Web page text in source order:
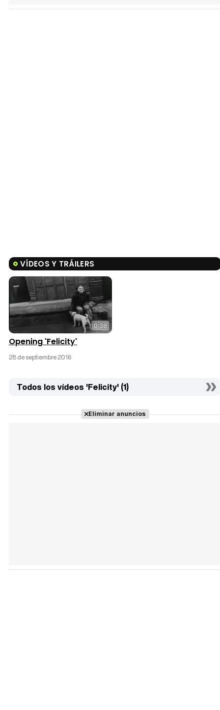
VÍDEOS Y TRÁILERS
0:38
Opening 'Felicity'
28 de septiembre 2016
Todos los vídeos 'Felicity' (1)
Eliminar anuncios